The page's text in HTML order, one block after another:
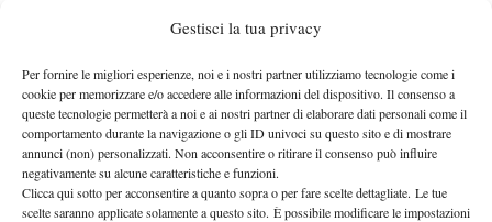
Gestisci la tua privacy
Per fornire le migliori esperienze, noi e i nostri partner utilizziamo tecnologie come i
cookie per memorizzare e/o accedere alle informazioni del dispositivo. Il consenso a
queste tecnologie permetterà a noi e ai nostri partner di elaborare dati personali come il
comportamento durante la navigazione o gli ID univoci su questo sito e di mostrare
annunci (non) personalizzati. Non acconsentire o ritirare il consenso può influire
negativamente su alcune caratteristiche e funzioni.
Clicca qui sotto per acconsentire a quanto sopra o per fare scelte dettagliate. Le tue
scelte saranno applicate solamente a questo sito. È possibile modificare le impostazioni
Controcanto – L’industriale e l’artigiano
22 Dicembre 2010
Redazione
L’Incendiario ed il Pompiere
9 Dicembre 2010